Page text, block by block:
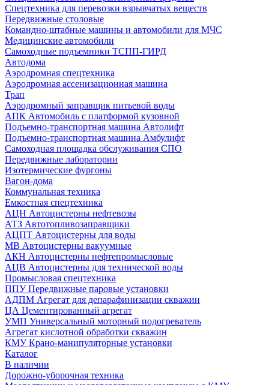
Спецтехника для перевозки взрывчатых веществ
Передвижные столовые
Командно-штабные машины и автомобили для МЧС
Медицинские автомобили
Самоходные подъемники ТСПП-ГИРД
Автодома
Аэродромная спецтехника
Аэродромная ассенизационная машина
Трап
Аэродромный заправщик питьевой воды
АПК Автомобиль с платформой кузовной
Подъемно-транспортная машина Автолифт
Подъемно-транспортная машина Амбулифт
Самоходная площадка обслуживания СПО
Передвижные лаборатории
Изотермические фургоны
Вагон-дома
Коммунальная техника
Емкостная спецтехника
АЦН Автоцистерны нефтевозы
АТЗ Автотопливозаправщики
АЦПТ Автоцистерны для воды
МВ Автоцистерны вакуумные
АКН Автоцистерны нефтепромысловые
АЦВ Автоцистерны для технической воды
Промысловая спецтехника
ППУ Передвижные паровые установки
АДПМ Агрегат для депарафинизации скважин
ЦА Цементированный агрегат
УМП Универсальный моторный подогреватель
Агрегат кислотной обработки скважин
КМУ Крано-манипуляторные установки
Каталог
В наличии
Дорожно-уборочная техника